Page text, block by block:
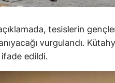
Muğla
tesislerin
vurgulandı.
edildi.